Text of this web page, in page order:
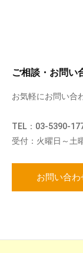
ご相談・お問い
お気軽にお問い合
TEL：03-5390-
受付：火曜日～土
お問い合わ